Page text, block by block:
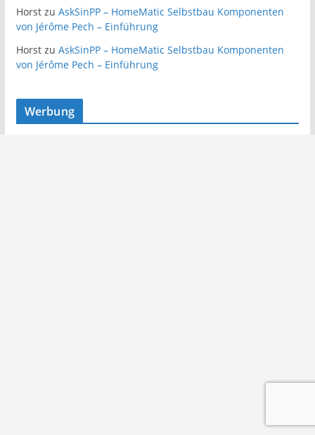
Horstzu AskSinPP – HomeMatic Selbstbau Komponenten
von Jérôme Pech – Einführung
Horstzu AskSinPP – HomeMatic Selbstbau Komponenten
von Jérôme Pech – Einführung
Werbung